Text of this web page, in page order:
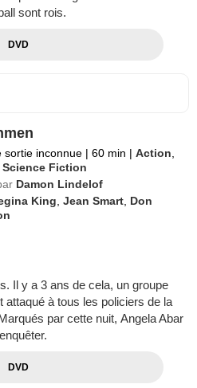
sont rois.
DVD
sortie inconnue | 60 min | Action
,Science Fiction
Damon Lindelof
King ,Jean Smart Don
Il y a 3 ans de cela, un groupe
attaqué à tous les policiers de la
par cette nuit, Angela Abar
DVD